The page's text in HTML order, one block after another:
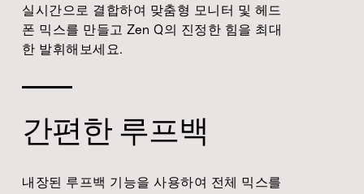
실시간으로 결합하여 맞춤형 모니터 및 헤드
폰 믹스를 만들고 Zen Q의 진정한 힘을 최대
한 발휘해보세요.
간편한 루프백
내장된 루프백 기능을 사용하여 전체 믹스를